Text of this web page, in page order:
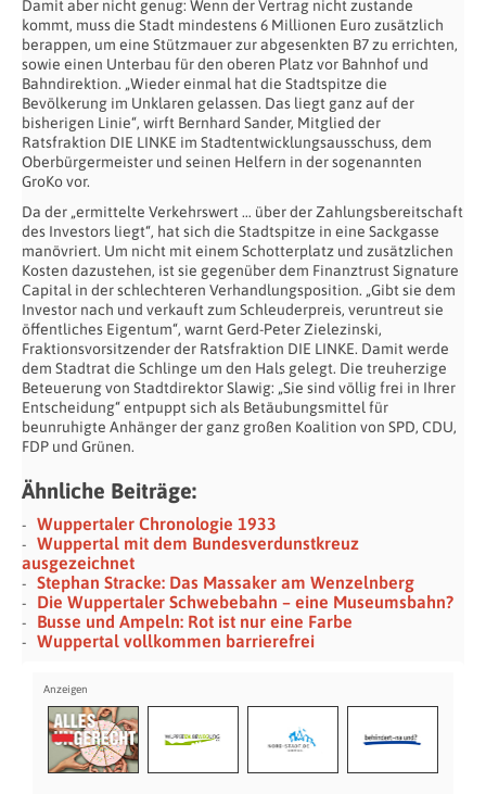
Damit aber nicht genug: Wenn der Vertrag nicht zustande
kommt, muss die Stadt mindestens 6 Millionen Euro zusätzlich
berappen, um eine Stützmauer zur abgesenkten B7 zu errichten,
sowie einen Unterbau für den oberen Platz vor Bahnhof und
Bahndirektion. „Wieder einmal hat die Stadtspitze die
Bevölkerung im Unklaren gelassen. Das liegt ganz auf der
bisherigen Linie“, wirft Bernhard Sander, Mitglied der
Ratsfraktion DIE LINKE im Stadtentwicklungsausschuss, dem
Oberbürgermeister und seinen Helfern in der sogenannten
GroKo vor.
Da der „ermittelte Verkehrswert … über der Zahlungsbereitschaft
des Investors liegt“, hat sich die Stadtspitze in eine Sackgasse
manövriert. Um nicht mit einem Schotterplatz und zusätzlichen
Kosten dazustehen, ist sie gegenüber dem Finanztrust Signature
Capital in der schlechteren Verhandlungsposition. „Gibt sie dem
Investor nach und verkauft zum Schleuderpreis, veruntreut sie
öffentliches Eigentum“, warnt Gerd-Peter Zielezinski,
Fraktionsvorsitzender der Ratsfraktion DIE LINKE. Damit werde
dem Stadtrat die Schlinge um den Hals gelegt. Die treuherzige
Beteuerung von Stadtdirektor Slawig: „Sie sind völlig frei in Ihrer
Entscheidung“ entpuppt sich als Betäubungsmittel für
beunruhigte Anhänger der ganz großen Koalition von SPD, CDU,
FDP und Grünen.
Ähnliche Beiträge:
Wuppertaler Chronologie 1933
Wuppertal mit dem Bundesverdunstkreuz
ausgezeichnet
Stephan Stracke: Das Massaker am Wenzelnberg
Die Wuppertaler Schwebebahn – eine Museumsbahn?
Busse und Ampeln: Rot ist nur eine Farbe
Wuppertal vollkommen barrierefrei